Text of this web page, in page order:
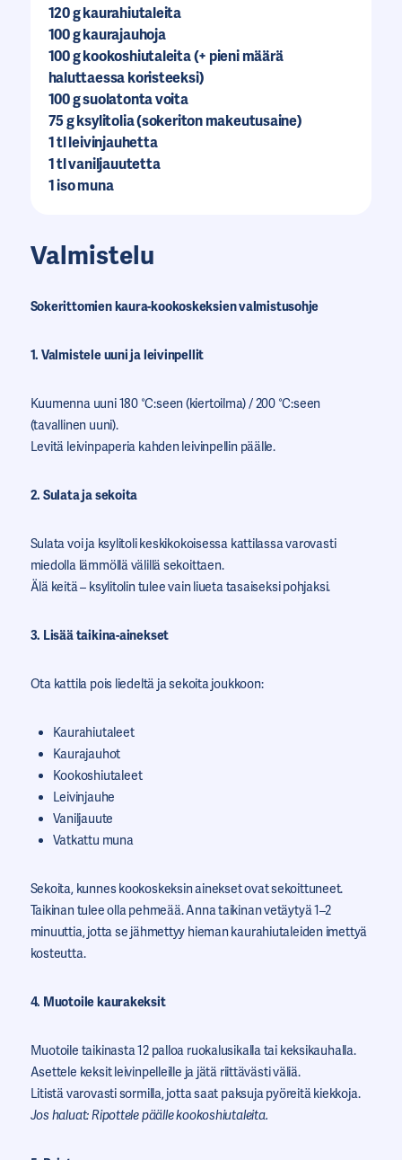
120g kaurahiutaleita
100g kaurajauhoja
100g kookoshiutaleita (+ pieni määrä
haluttaessa koristeeksi)
100g suolatonta voita
75g ksylitolia (sokeriton makeutusaine)
1tl leivinjauhetta
1tl vaniljauutetta
1iso muna
Valmistelu
Sokerittomien kaura-kookoskeksien valmistusohje
1. Valmistele uuni ja leivinpellit
Kuumenna uuni 180 °C:seen (kiertoilma) / 200 °C:seen
(tavallinen uuni).
Levitä leivinpaperia kahden leivinpellin päälle.
2. Sulata ja sekoita
Sulata voi ja ksylitoli keskikokoisessa kattilassa varovasti
miedolla lämmöllä välillä sekoittaen.
Älä keitä – ksylitolin tulee vain liueta tasaiseksi pohjaksi.
3. Lisää taikina-ainekset
Ota kattila pois liedeltä ja sekoita joukkoon:
Kaurahiutaleet
Kaurajauhot
Kookoshiutaleet
Leivinjauhe
Vaniljauute
Vatkattu muna
Sekoita, kunnes kookoskeksin ainekset ovat sekoittuneet.
Taikinan tulee olla pehmeää. Anna taikinan vetäytyä 1–2
minuuttia, jotta se jähmettyy hieman kaurahiutaleiden imettyä
kosteutta.
4. Muotoile kaurakeksit
Muotoile taikinasta 12 palloa ruokalusikalla tai keksikauhalla.
Asettele keksit leivinpelleille ja jätä riittävästi väliä.
Litistä varovasti sormilla, jotta saat paksuja pyöreitä kiekkoja.
Jos haluat: Ripottele päälle kookoshiutaleita.